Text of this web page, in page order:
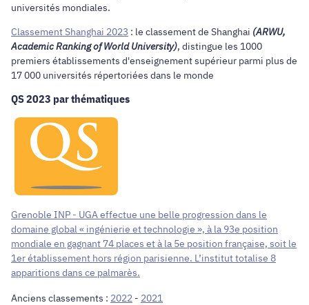
universités mondiales.
Classement Shanghai 2023 : le classement de Shanghai (ARWU,
Academic Ranking of World University), distingue les 1000
premiers établissements d'enseignement supérieur parmi plus de
17 000 universités répertoriées dans le monde
QS 2023 par thématiques
Grenoble INP - UGA effectue une belle progression dans le
domaine global « ingénierie et technologie », à la 93e position
mondiale en gagnant 74 places et à la 5e position française, soit le
1er établissement hors région parisienne. L’institut totalise 8
apparitions dans ce palmarès.
Anciens classements : 2022 - 2021